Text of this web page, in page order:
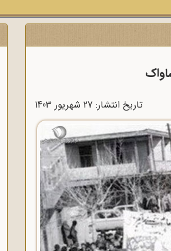
تاریخ انتشار: 27 شهريور 1403